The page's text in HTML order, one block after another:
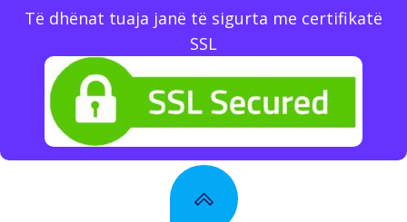
Të dhënat tuaja janë të sigurta me certifikatë
SSL